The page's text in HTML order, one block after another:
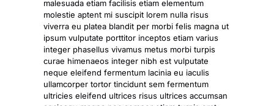
malesuada etiam facilisis etiam elementum
molestie aptent mi suscipit lorem nulla risus
viverra eu platea blandit per morbi felis magna ut
ipsum vulputate porttitor inceptos etiam varius
integer phasellus vivamus metus morbi turpis
curae himenaeos integer nibh est vulputate
neque eleifend fermentum lacinia eu iaculis
ullamcorper tortor tincidunt sem fermentum
ultricies eleifend ultrices risus ultrices accumsan